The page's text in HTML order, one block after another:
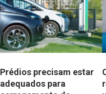
Prédios precisam estar
adequados para